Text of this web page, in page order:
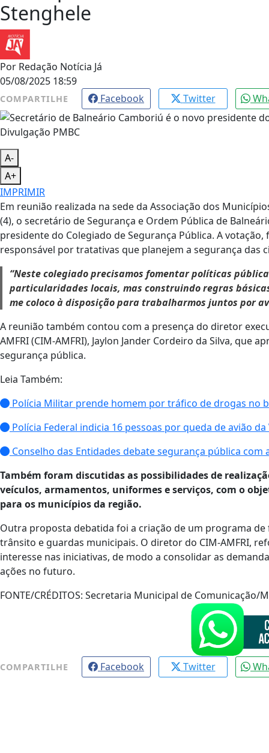
Stenghele
Por Redação Notícia Já
05/08/2025 18:59
COMPARTILHE Facebook Twitter
Divulgação PMBC
A-
A+
IMPRIMIR
Em reunião realizada na sede da Associação dos
(4), o secretário de Segurança e Ordem Pública de
presidente do Colegiado de Segurança Pública. A
responsável por tratativas que planejem a segurança das
“Neste colegiado precisamos fomentar políticas
particularidades locais, mas construindo regras
me coloco à disposição para trabalharmos juntos por
A reunião também contou com a presença do diretor
AMFRI (CIM-AMFRI), Jaylon Jander Cordeiro da Silva,
segurança pública.
Leia Também:
Polícia Militar prende homem por tráfico de drogas no
Polícia Federal indicia 16 pessoas por queda de avião da
Conselho das Entidades debate segurança pública com
Também foram discutidas as possibilidades de
veículos, armamentos, uniformes e serviços, com o
para os municípios da região.
Outra proposta debatida foi a criação de um programa
trânsito e guardas municipais. O diretor do CIM-AMFRI,
interesse nas iniciativas, de modo a consolidar as
ações no futuro.
FONTE/CRÉDITOS: Secretaria Municipal de Comunicação/
COMPARTILHE Facebook Twitter